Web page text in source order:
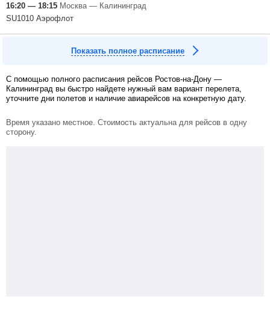
16:20 — 18:15 Москва — Калининград
SU1010 Аэрофлот
Показать полное расписание
С помощью полного расписания рейсов Ростов-на-Дону —
Калининград вы быстро найдете нужный вам вариант перелета,
уточните дни полетов и наличие авиарейсов на конкретную дату.
Время указано местное. Стоимость актуальна для рейсов в одну
сторону.